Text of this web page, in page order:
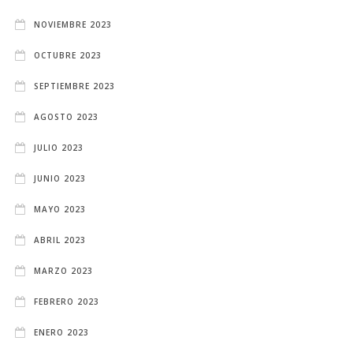
NOVIEMBRE 2023
OCTUBRE 2023
SEPTIEMBRE 2023
AGOSTO 2023
JULIO 2023
JUNIO 2023
MAYO 2023
ABRIL 2023
MARZO 2023
FEBRERO 2023
ENERO 2023